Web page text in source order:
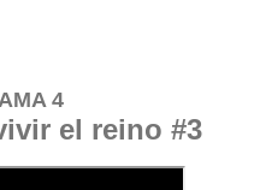
4
el reino #3